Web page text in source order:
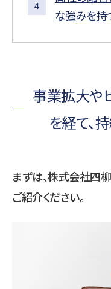
な強みを持
事業拡大や
を経て、
まずは、株式会社四
ご紹介ください。